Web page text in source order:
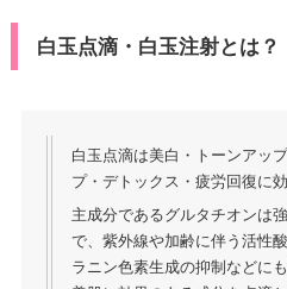
白玉点滴・白玉注射とは？
白玉点滴は美白・トーンアッ
プ・デトックス・疲労回復に
主成分であるグルタチオンは
で、紫外線や加齢に伴う活性
ラニン⾊素⽣成の抑制などに